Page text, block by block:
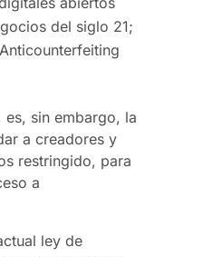
del siglo 21;
es, sin embargo, la
a creadores y
restringido, para
a
ley de